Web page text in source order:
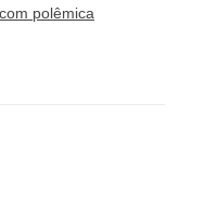
polêmica